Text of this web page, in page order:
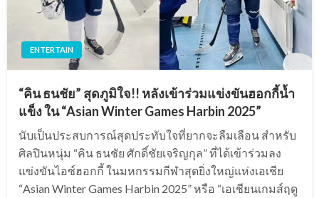
ENTERTAIN
“คิน ธนชัย” สุดภูมิใจ!! หลังเข้าร่วมแข่งขันฮอกกี้น้ำ
แข็ง ใน “Asian Winter Games Harbin 2025”
นับเป็นประสบการณ์สุดประทับใจที่ยากจะลืมเลือน สำหรับ
ศิลปินหนุ่ม “คิน ธนชัย ศักดิ์ชัยเจริญกุล” ที่ได้เข้าร่วมลง
แข่งขันไอซ์ฮอกกี้ ในมหกรรมกีฬาสุดยิ่งใหญ่แห่งเอเชีย
“Asian Winter Games Harbin 2025” หรือ “เอเชียนเกมส์ฤดู